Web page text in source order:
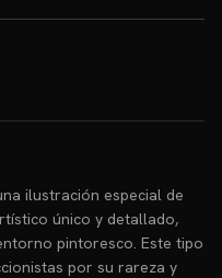
ilustración especial de
único y detallado,
pintoresco. Este tipo
por su rareza y